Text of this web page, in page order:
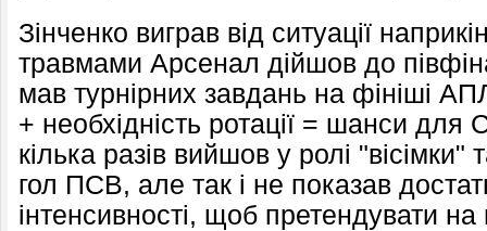
Зінченко виграв від ситуації
травмами Арсенал дійшов до
мав турнірних завдань на фініші
+ необхідність ротації = шанси для
кілька разів вийшов у ролі "вісімки"
гол ПСВ, але так і не показав
інтенсивності, щоб претендувати